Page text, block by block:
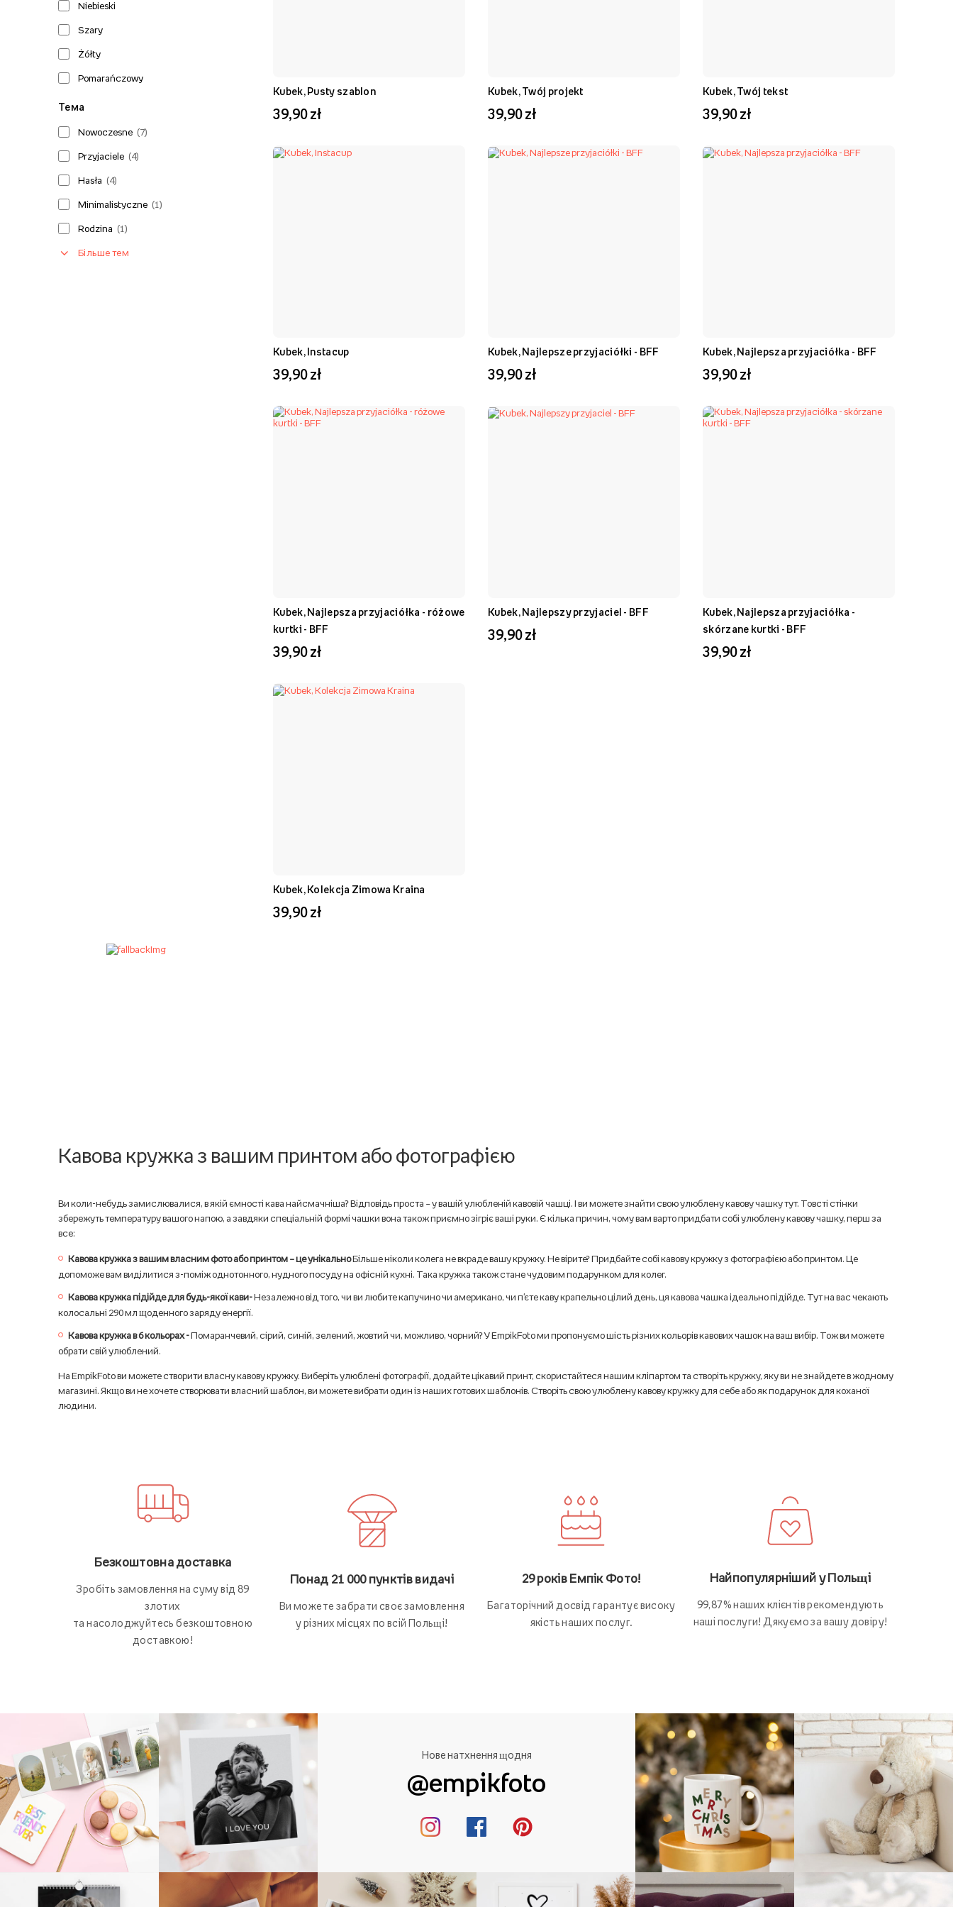
Niebieski
Szary
Żółty
Pomarańczowy
Тема
Nowoczesne (7)
Przyjaciele (4)
Hasła (4)
Minimalistyczne (1)
Rodzina (1)
Більше тем
Kubek, Pusty szablon
39,90 zł
Kubek, Twój projekt
39,90 zł
Kubek, Twój tekst
39,90 zł
Kubek, Instacup
39,90 zł
Kubek, Najlepsze przyjaciółki - BFF
39,90 zł
Kubek, Najlepsza przyjaciółka - BFF
39,90 zł
Kubek, Najlepsza przyjaciółka - różowe
kurtki - BFF
39,90 zł
Kubek, Najlepszy przyjaciel - BFF
39,90 zł
Kubek, Najlepsza przyjaciółka -
skórzane kurtki - BFF
39,90 zł
Kubek, Kolekcja Zimowa Kraina
39,90 zł
Кавова кружка з вашим принтом або фотографією
Ви коли-небудь замислювалися, в якій ємності кава найсмачніша? Відповідь проста – у вашій улюбленій кавовій чашці. І ви можете знайти свою улюблену кавову чашку тут. Товсті стінки
збережуть температуру вашого напою, а завдяки спеціальній формі чашки вона також приємно зігріє ваші руки. Є кілька причин, чому вам варто придбати собі улюблену кавову чашку, перш за
все:
Кавова кружка з вашим власним фото або принтом – це унікальноБільше ніколи колега не вкраде вашу кружку. Не вірите? Придбайте собі кавову кружку з фотографією або принтом. Це
допоможе вам виділитися з-поміж однотонного, нудного посуду на офісній кухні. Така кружка також стане чудовим подарунком для колег.
Кавова кружка підійде для будь-якої кави-Незалежно від того, чи ви любите капучино чи американо, чи п'єте каву крапельно цілий день, ця кавова чашка ідеально підійде. Тут на вас чекають
колосальні 290 мл щоденного заряду енергії.
Кавова кружка в 6 кольорах -Помаранчевий, сірий, синій, зелений, жовтий чи, можливо, чорний? У EmpikFoto ми пропонуємо шість різних кольорів кавових чашок на ваш вибір. Тож ви можете
обрати свій улюблений.
На EmpikFoto ви можете створити власну кавову кружку. Виберіть улюблені фотографії, додайте цікавий принт, скористайтеся нашим кліпартом та створіть кружку, яку ви не знайдете в жодному
магазині. Якщо ви не хочете створювати власний шаблон, ви можете вибрати один із наших готових шаблонів. Створіть свою улюблену кавову кружку для себе або як подарунок для коханої
людини.
Безкоштовна доставка
Зробіть замовлення на суму від 89
злотих
та насолоджуйтесь безкоштовною
доставкою!
Понад 21 000 пунктів видачі
Ви можете забрати своє замовлення
у різних місцях по всій Польщі!
29 років Емпік Фото!
Багаторічний досвід гарантує високу
якість наших послуг.
Найпопулярніший у Польщі
99,87% наших клієнтів рекомендують
наші послуги! Дякуємо за вашу довіру!
Нове натхнення щодня
@empikfoto